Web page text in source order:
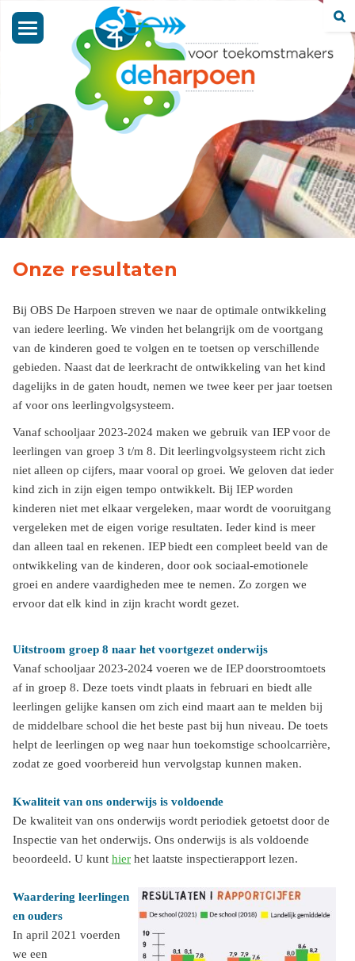
Toggle
navigation
Onze resultaten
Bij OBS De Harpoen streven we naar de optimale ontwikkeling
van iedere leerling. We vinden het belangrijk om de voortgang
van de kinderen goed te volgen en te toetsen op verschillende
gebieden. Naast dat de leerkracht de ontwikkeling van het kind
dagelijks in de gaten houdt, nemen we twee keer per jaar toetsen
af voor ons leerlingvolgsysteem.
Vanaf schooljaar 2023-2024 maken we gebruik van IEP voor de
leerlingen van groep 3 t/m 8. Dit leerlingvolgsysteem richt zich
niet alleen op cijfers, maar vooral op groei. We geloven dat ieder
kind zich in zijn eigen tempo ontwikkelt. Bij IEP worden
kinderen niet met elkaar vergeleken, maar wordt de vooruitgang
vergeleken met de eigen vorige resultaten. Ieder kind is meer
dan alleen taal en rekenen. IEP biedt een compleet beeld van de
ontwikkeling van de kinderen, door ook sociaal-emotionele
groei en andere vaardigheden mee te nemen. Zo zorgen we
ervoor dat elk kind in zijn kracht wordt gezet.
Uitstroom groep 8 naar het voortgezet onderwijs
Vanaf schooljaar 2023-2024 voeren we de IEP doorstroomtoets
af in groep 8. Deze toets vindt plaats in februari en biedt alle
leerlingen gelijke kansen om zich eind maart aan te melden bij
de middelbare school die het beste past bij hun niveau. De toets
helpt de leerlingen op weg naar hun toekomstige schoolcarrière,
zodat ze goed voorbereid hun vervolgstap kunnen maken.
Kwaliteit van ons onderwijs is voldoende
De kwaliteit van ons onderwijs wordt periodiek getoetst door de
Inspectie van het onderwijs. Ons onderwijs is als voldoende
beoordeeld. U kunt hier het laatste inspectierapport lezen.
Waardering leerlingen
en ouders
In april 2021 voerden
we een